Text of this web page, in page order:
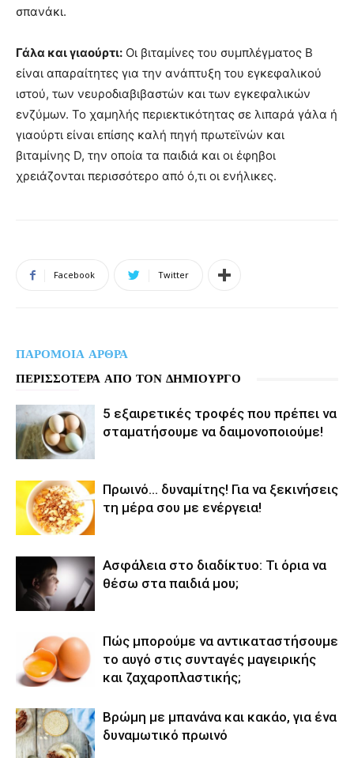
σπανάκι.
Γάλα και γιαούρτι: Οι βιταμίνες του συμπλέγματος Β
είναι απαραίτητες για την ανάπτυξη του εγκεφαλικού
ιστού, των νευροδιαβιβαστών και των εγκεφαλικών
ενζύμων. Το χαμηλής περιεκτικότητας σε λιπαρά γάλα ή
γιαούρτι είναι επίσης καλή πηγή πρωτεϊνών και
βιταμίνης D, την οποία τα παιδιά και οι έφηβοι
χρειάζονται περισσότερο από ό,τι οι ενήλικες.
Facebook Twitter
ΠΑΡΟΜΟΙΑ ΑΡΘΡΑ
ΠΕΡΙΣΣΟΤΕΡΑ ΑΠΟ ΤΟΝ ΔΗΜΙΟΥΡΓΟ
5 εξαιρετικές τροφές που πρέπει να
σταματήσουμε να δαιμονοποιούμε!
Πρωινό… δυναμίτης! Για να ξεκινήσεις
τη μέρα σου με ενέργεια!
Ασφάλεια στο διαδίκτυο: Τι όρια να
θέσω στα παιδιά μου;
Πώς μπορούμε να αντικαταστήσουμε
το αυγό στις συνταγές μαγειρικής
και ζαχαροπλαστικής;
Βρώμη με μπανάνα και κακάο, για ένα
δυναμωτικό πρωινό